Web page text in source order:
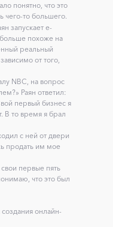
понятно, что это
чего-то большего.
запускает e-
похоже на
реальный
от того,
NBC, на вопрос
Раян ответил:
первый бизнес я
В то время я брал
с ней от двери
продать им мое
первые пять
что это был
онлайн-